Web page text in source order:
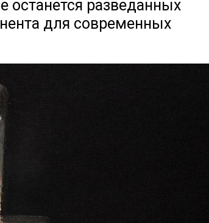
останется разведанных
для современных